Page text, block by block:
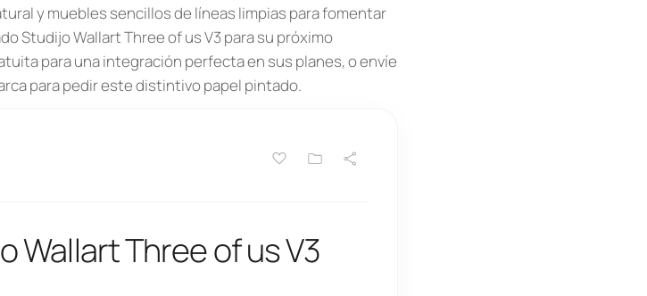
y muebles sencillos de líneas limpias para fomentar
Studijo Wallart Three of us V3 para su próximo
para una integración perfecta en sus planes, o envíe
para pedir este distintivo papel pintado.
Wallart Three of us V3